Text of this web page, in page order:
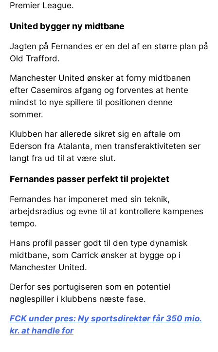
Premier League.
United bygger ny midtbane
Jagten på Fernandes er en del af en større plan på
Old Trafford.
Manchester United ønsker at forny midtbanen
efter Casemiros afgang og forventes at hente
mindst to nye spillere til positionen denne
sommer.
Klubben har allerede sikret sig en aftale om
Ederson fra Atalanta, men transferaktiviteten ser
langt fra ud til at være slut.
Fernandes passer perfekt til projektet
Fernandes har imponeret med sin teknik,
arbejdsradius og evne til at kontrollere kampenes
tempo.
Hans profil passer godt til den type dynamisk
midtbane, som Carrick ønsker at bygge op i
Manchester United.
Derfor ses portugiseren som en potentiel
nøglespiller i klubbens næste fase.
FCK under pres: Ny sportsdirektør får 350 mio.
kr. at handle for